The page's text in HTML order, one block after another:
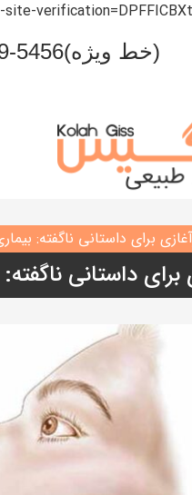
0993-999-5456(خط ویژه)
برای داستانی ناگفته:
برای داستانی